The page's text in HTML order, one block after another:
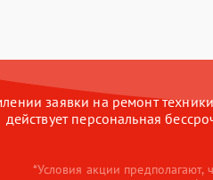
заявки на ремонт техники
действует персональная
*Условия акции предполагают,